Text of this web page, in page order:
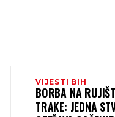
VIJESTI BIH
BORBA NA
TRAKE: JEDNA